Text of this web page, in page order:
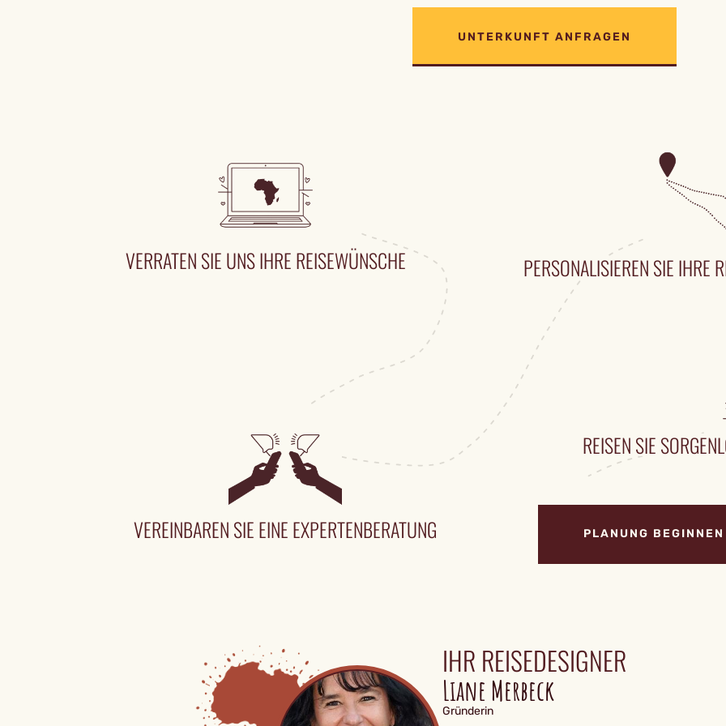
UNTERKUNFT ANFRAGEN
VERRATEN SIE UNS IHRE REISEWÜNSCHE
VEREINBAREN SIE EINE EXPERTENBERATUNG
PERSONALISIEREN SIE IHRE
REISEN SIE
PLANUNG BEGINNEN
IHR REISEDESIGNER
Liane Merbeck
Gründerin